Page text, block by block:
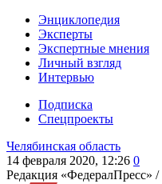
Энциклопедия
Эксперты
Экспертные мнения
Личный взгляд
Интервью
Подписка
Спецпроекты
Челябинская область
14 февраля 2020, 12:26 0
Редакция «ФедералПресс» /